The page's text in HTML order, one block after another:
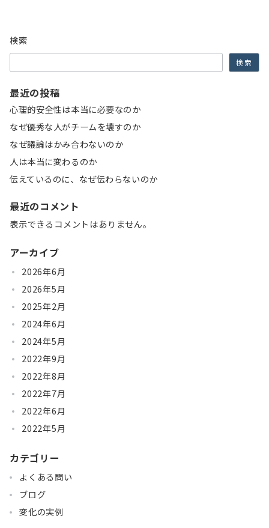
検索
検索
最近の投稿
心理的安全性は本当に必要なのか
なぜ優秀な人がチームを壊すのか
なぜ議論はかみ合わないのか
人は本当に変わるのか
伝えているのに、なぜ伝わらないのか
最近のコメント
表示できるコメントはありません。
アーカイブ
2026年6月
2026年5月
2025年2月
2024年6月
2024年5月
2022年9月
2022年8月
2022年7月
2022年6月
2022年5月
カテゴリー
よくある問い
ブログ
変化の実例